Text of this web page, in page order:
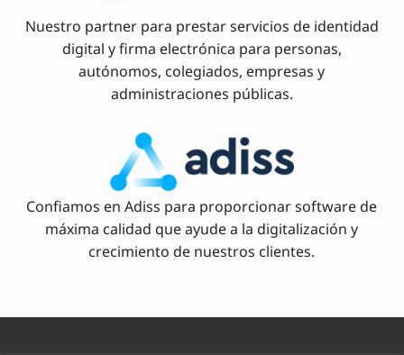
Nuestro partner para prestar servicios de identidad
digital y firma electrónica para personas,
autónomos, colegiados, empresas y
administraciones públicas.
Confiamos en Adiss para proporcionar software de
máxima calidad que ayude a la digitalización y
crecimiento de nuestros clientes.